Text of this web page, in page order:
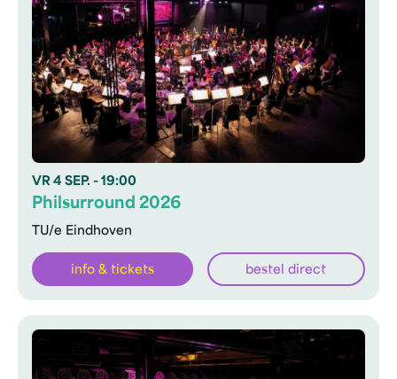
VR 4 SEP. - 19:00
TU/e Eindhoven
Philsurround 2026
info & tickets bestel direct